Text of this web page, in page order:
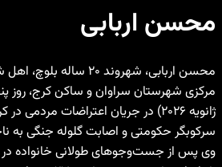
محسن اربابی
محسن اربابی، شهروند
ژانویه ۲۰۲۶) در جریان اعتراضات
سرکوبگر حکومتی و اصابت گلولە جنگی بە
وی پس از جست‌وجوهای طولانی خانواده در